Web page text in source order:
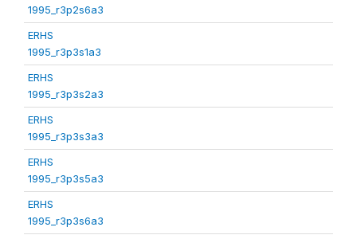
1995_r3p2s6a3
ERHS
1995_r3p3s1a3
ERHS
1995_r3p3s2a3
ERHS
1995_r3p3s3a3
ERHS
1995_r3p3s5a3
ERHS
1995_r3p3s6a3